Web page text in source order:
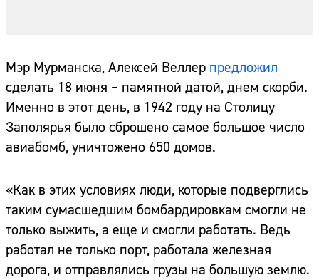
Мэр Мурманска, Алексей Веллер предложил
сделать 18 июня – памятной датой, днем скорби.
Именно в этот день, в 1942 году на Столицу
Заполярья было сброшено самое большое число
авиабомб, уничтожено 650 домов.
«Как в этих условиях люди, которые подверглись
таким сумасшедшим бомбардировкам смогли не
только выжить, а еще и смогли работать. Ведь
работал не только порт, работала железная
дорога, и отправлялись грузы на большую землю.